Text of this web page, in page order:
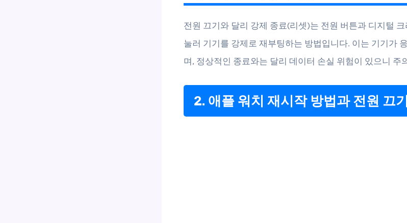
전원 끄기와 달리 강제 종료(리셋)는 전원 버튼과 디지털
눌러 기기를 강제로 재부팅하는 방법입니다. 이는 기기가
며, 정상적인 종료와는 달리 데이터 손실 위험이 있으니 주
2. 애플 워치 재시작 방법과 전원 끄